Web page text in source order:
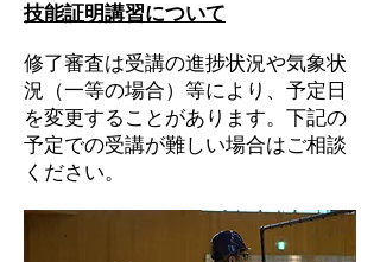
技能証明講習について
修了審査は受講の進捗状況や気象状
況（一等の場合）等により、予定日
を変更することがあります。下記の
予定での受講が難しい場合はご相談
ください。​​